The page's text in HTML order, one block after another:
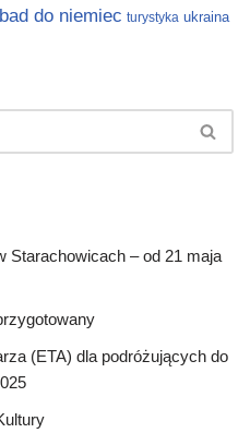
do niemiec turystyka ukraina
Starachowicach – od 21 maja
(ETA) dla podróżujących do